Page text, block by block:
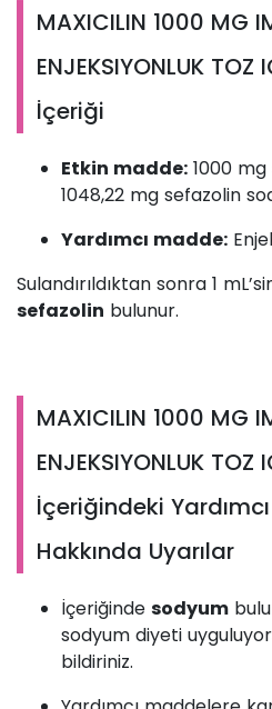
MAXICILIN 1000 MG
ENJEKSIYONLUK TOZ
İçeriği
Etkin madde: 1000
1048,22 mg sefazolin
Yardımcı madde:
Sulandırıldıktan sonra 1
sefazolin bulunur.
MAXICILIN 1000 MG
ENJEKSIYONLUK TOZ
İçeriğindeki
Hakkında Uyarılar
İçeriğinde sodyum
sodyum diyeti
bildiriniz.